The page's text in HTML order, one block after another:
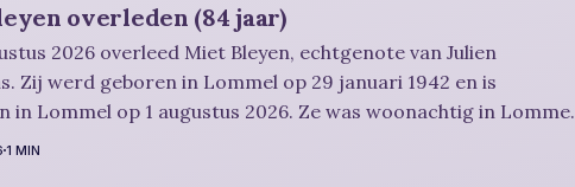
overleden (84 jaar)
2026 overleed Miet Bleyen, echtgenote van Julien
Zij werd geboren in Lommel op 29 januari 1942 en is
in Lommel op 1 augustus 2026. Ze was woonachtig in Lommel
uitvaartdienst zal in besloten
1 MIN